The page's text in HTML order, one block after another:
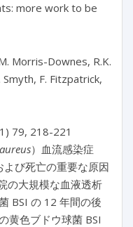
more work to be
Morris-Downes, R.K.
Smyth, F. Fitzpatrick,
79, 218-221
）血流感染症
よび死亡の重要な原因
の大規模な血液透析
BSI の 12 年間の後
黄色ブドウ球菌 BSI